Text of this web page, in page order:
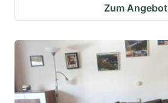
Zum Angebot